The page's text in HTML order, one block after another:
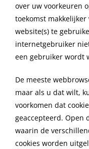
over uw voorkeuren
toekomst
website(s) te
internetgebruiker
een gebruiker wordt
De meeste
maar als u dat wilt,
voorkomen dat
geaccepteerd. Open
waarin de
cookies worden